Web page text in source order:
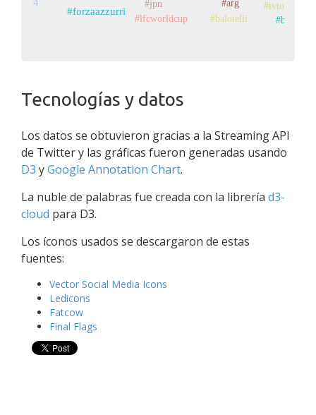
#tvtokyo
#arg
#jpn
#balotelli #bra
#lfcworldcup
#forzaazzurri
Tecnologías y datos
Los datos se obtuvieron gracias a la Streaming API
de Twitter y las gráficas fueron generadas usando
D3 yGoogle Annotation Chart.
La nuble de palabras fue creada con la librería d3-
cloud para D3.
Los íconos usados se descargaron de estas
fuentes:
Vector Social Media Icons
Ledicons
Fatcow
Final Flags